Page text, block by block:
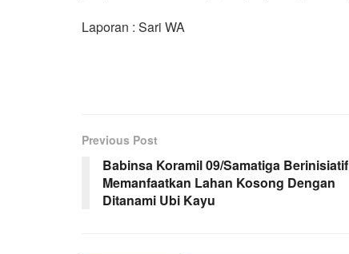
Laporan : Sari WA
Previous Post
Babinsa Koramil 09/Samatiga Berinisiatif
Memanfaatkan Lahan Kosong Dengan
Ditanami Ubi Kayu